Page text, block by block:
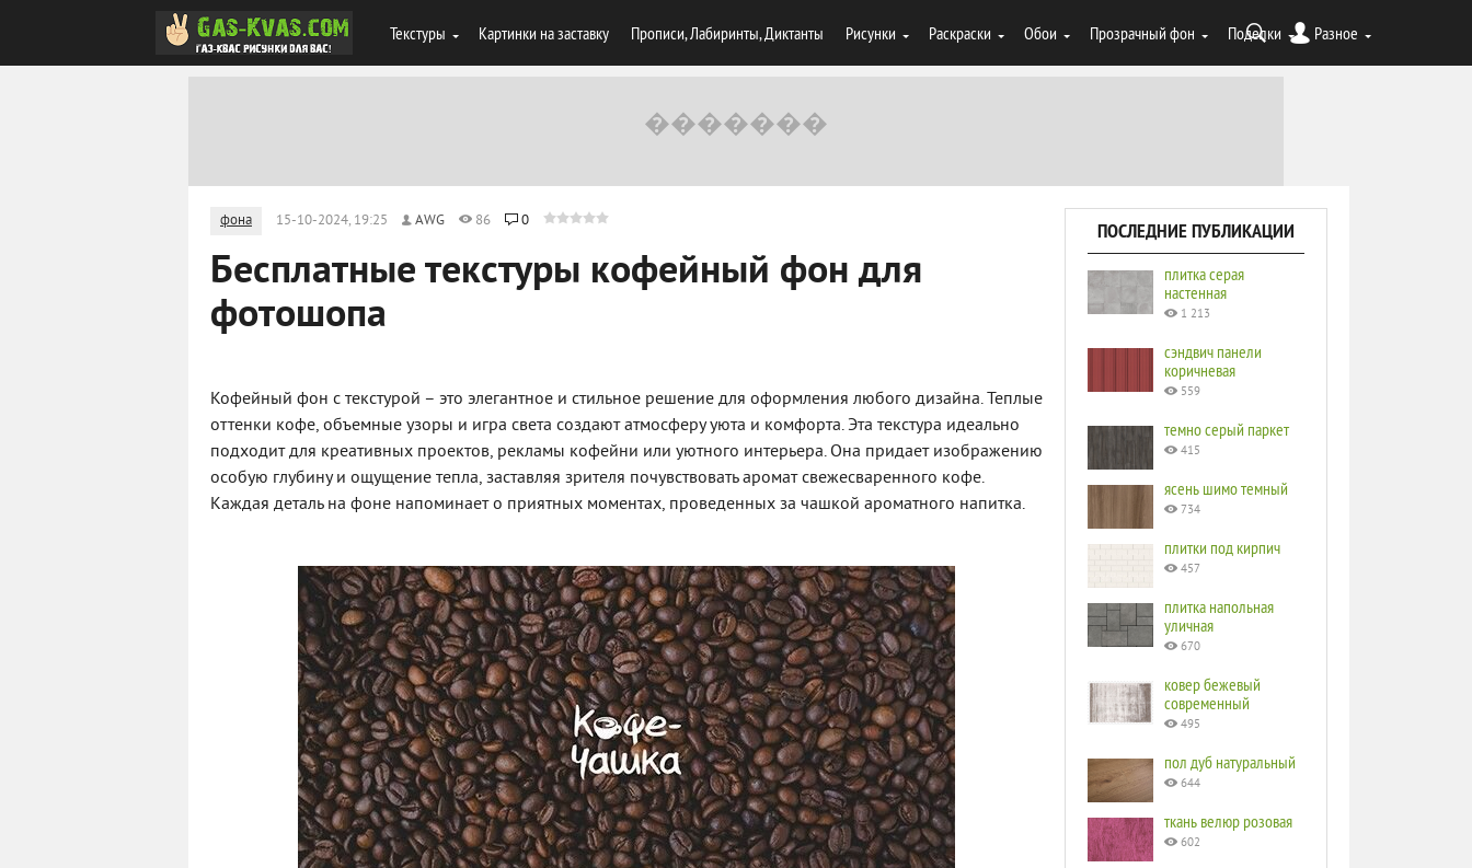
Текстуры Картинки на заставку Прописи, Лабиринты, Диктанты Рисунки Раскраски Обои Прозрачный фон Поделки Разное
фона 15-10-2024, 19:25 AWG 86 0
Бесплатные текстуры кофейный фон для
фотошопа
Кофейный фон с текстурой – это элегантное и стильное решение для оформления любого дизайна. Теплые
оттенки кофе, объемные узоры и игра света создают атмосферу уюта и комфорта. Эта текстура идеально
подходит для креативных проектов, рекламы кофейни или уютного интерьера. Она придает изображению
особую глубину и ощущение тепла, заставляя зрителя почувствовать аромат свежесваренного кофе.
Каждая деталь на фоне напоминает о приятных моментах, проведенных за чашкой ароматного напитка.
ПОСЛЕДНИЕ ПУБЛИКАЦИИ
плитка серая
настенная
1 213
сэндвич панели
коричневая
559
темно серый паркет
415
ясень шимо темный
734
плитки под кирпич
457
плитка напольная
уличная
670
ковер бежевый
современный
495
пол дуб натуральный
644
ткань велюр розовая
602